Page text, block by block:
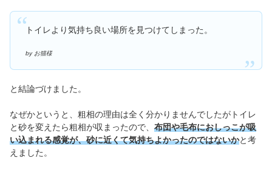
トイレより気持ち良い場所を見つけてしまった。
by お猫様
と結論づけました。
なぜかというと、粗相の理由は全く分かりませんでしたがトイレ
と砂を変えたら粗相が収まったので、 布団や毛布におしっこが吸
い込まれる感覚が、砂に近くて気持ちよかったのではないかと考
えました。